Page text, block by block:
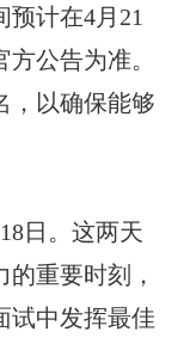
预计在4月21
公告为准。
，以确保能够
日。这两天
重要时刻，
试中发挥最佳